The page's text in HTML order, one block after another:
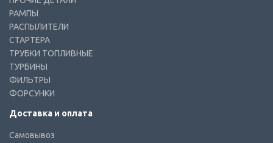
РАМПЫ
РАСПЫЛИТЕЛИ
СТАРТЕРА
ТРУБКИ ТОПЛИВНЫЕ
ТУРБИНЫ
ФИЛЬТРЫ
ФОРСУНКИ
Доставка и оплата
Самовывоз